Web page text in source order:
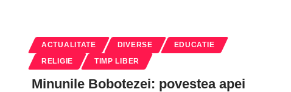
ACTUALITATE DIVERSE EDUCATIE
RELIGIE TIMP LIBER
Minunile Bobotezei: povestea apei